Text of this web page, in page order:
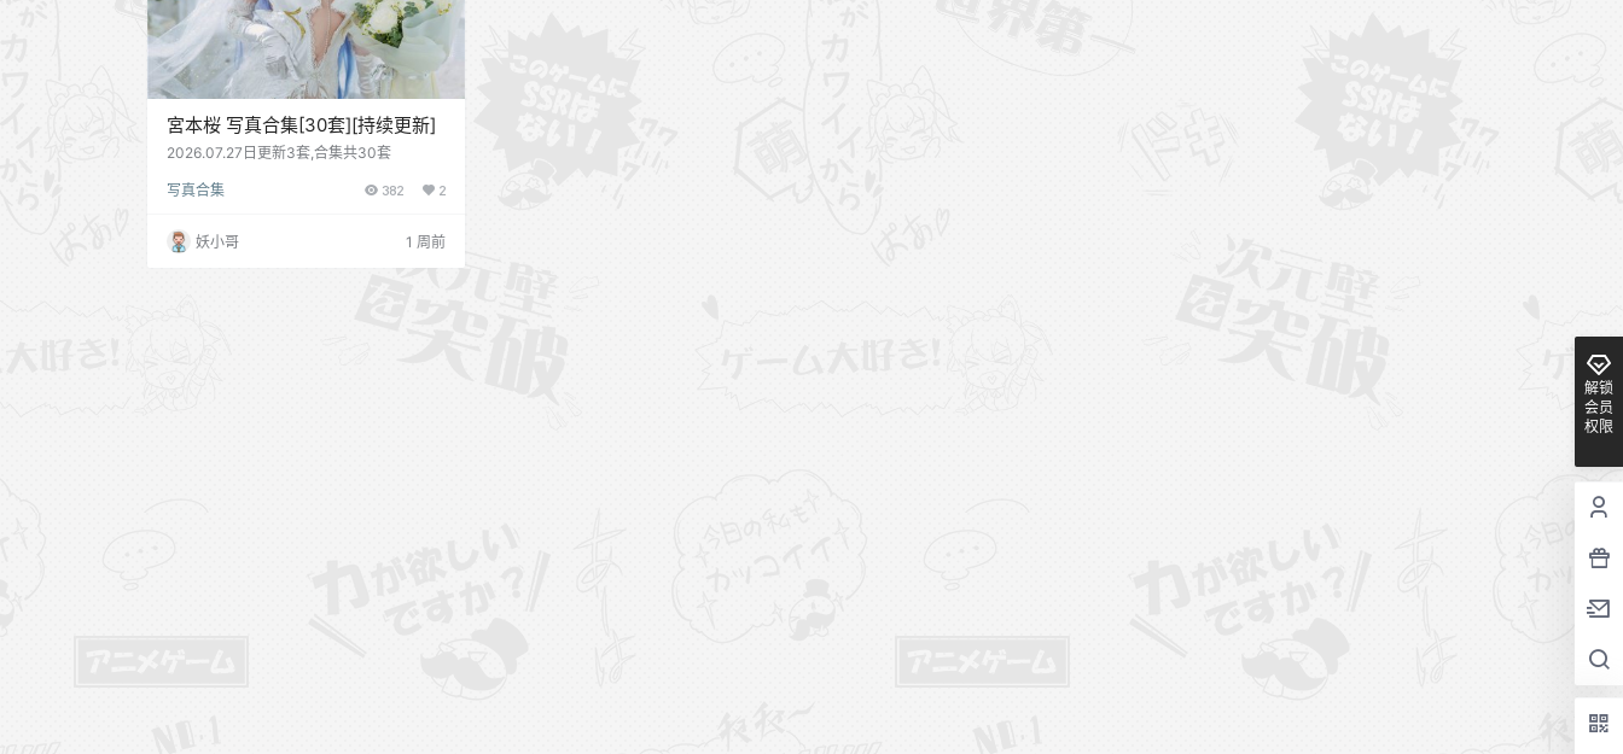
宮本桜 写真合集[30套][持续更新]
2026.07.27日更新3套,合集共30套
写真合集 382 2
妖小哥 1 周前
解锁
会员
权限